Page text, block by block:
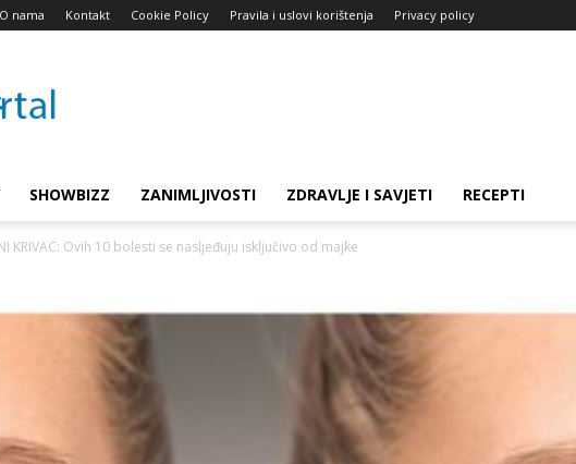
O nama Kontakt Cookie Policy Pravila i uslovi korištenja Privacy policy
SHOWBIZZ ZANIMLJIVOSTI ZDRAVLJE I SAVJETI RECEPTI
KRIVAC: Ovih 10 bolesti se nasljeđuju isključivo od majke